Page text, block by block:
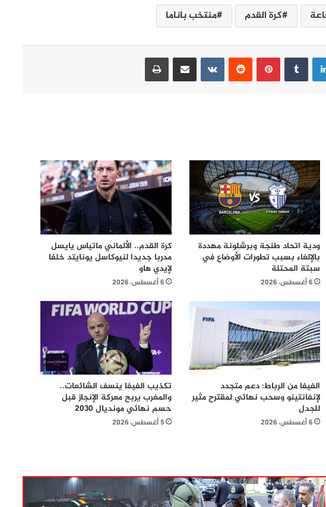
كرة القدم منتخب باناما
لينكدإن بينتيريست مشاركة عبر البريد طباعة
ودية اتحاد طنجة وبرشلونة مهددة
بالإلغاء بسبب تطورات الأوضاع في
سبتة المحتلة
6 أغسطس، 2026
كرة القدم.. الألماني ماتياس يايسل
مدربا جديدا لنيوكاسل يونايتد خلفا
لإيدي هاو
6 أغسطس، 2026
الفيفا من الرباط: دعم متجدد
لإنفانتينو وسحب نهائي لمقترح مثير
للجدل
6 أغسطس، 2026
تكذيب الفيفا ينسف الشائعات..
والمغرب يربح معركة الإنجاز قبل
حسم نهائي مونديال 2030
5 أغسطس، 2026